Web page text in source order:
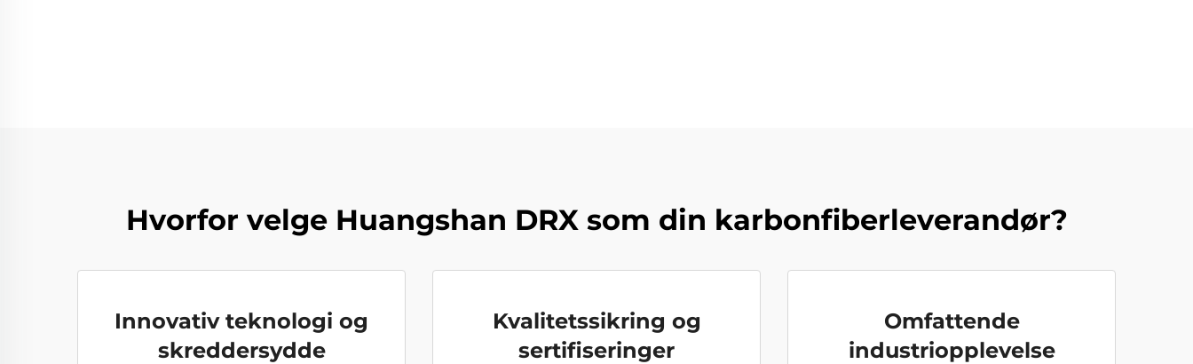
Hvorfor velge Huangshan DRX som din karbonfiberleverandør?
Innovativ teknologi og
skreddersydde
Kvalitetssikring og
sertifiseringer
Omfattende
industriopplevelse